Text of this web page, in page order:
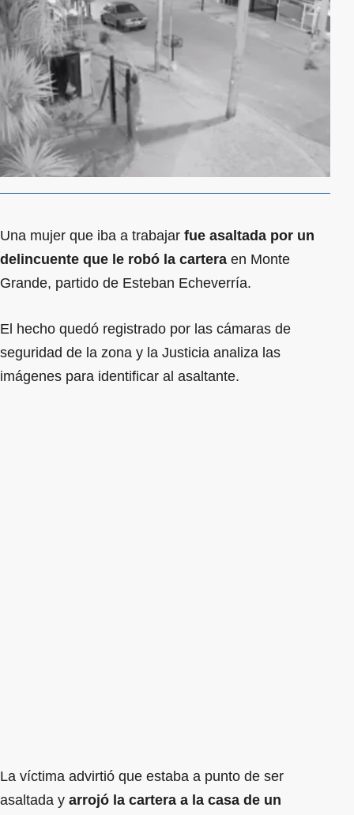
Una mujer que iba a trabajar fue asaltada por un
delincuente que le robó la cartera en Monte
Grande, partido de Esteban Echeverría.
El hecho quedó registrado por las cámaras de
seguridad de la zona y la Justicia analiza las
imágenes para identificar al asaltante.
La víctima advirtió que estaba a punto de ser
asaltada y arrojó la cartera a la casa de un